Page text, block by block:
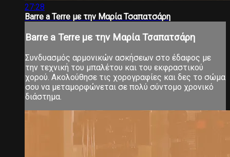
27:28
Barre a Terre με την Μαρία Τσαπατσάρη
Barre a Terre με την Μαρία Τσαπατσάρη
Συνδυασμός αρμονικών ασκήσεων στο έδαφος με
την τεχνική του μπαλέτου και του εκφραστικού
χορού. Ακολούθησε τις χορογραφίες και δες το σώμα
σου να μεταμορφώνεται σε πολύ σύντομο χρονικό
διάστημα.